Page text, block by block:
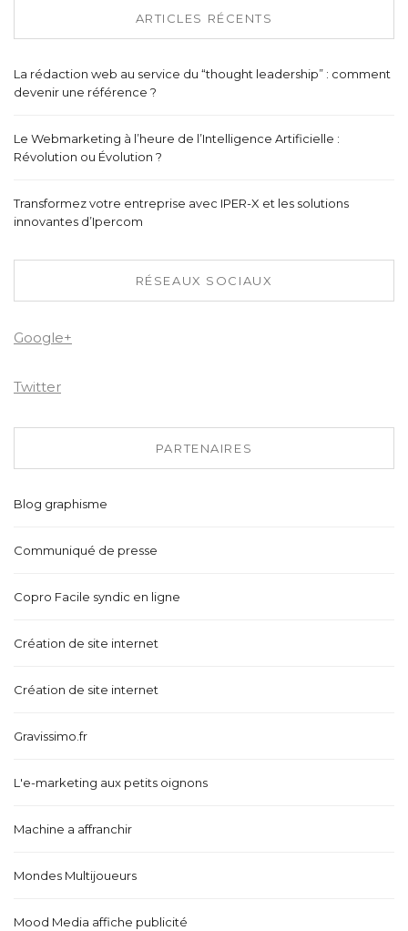
ARTICLES RÉCENTS
La rédaction web au service du “thought leadership” : comment
devenir une référence ?
Le Webmarketing à l’heure de l’Intelligence Artificielle :
Révolution ou Évolution ?
Transformez votre entreprise avec IPER-X et les solutions
innovantes d’Ipercom
RÉSEAUX SOCIAUX
Google+
Twitter
PARTENAIRES
Blog graphisme
Communiqué de presse
Copro Facile syndic en ligne
Création de site internet
Création de site internet
Gravissimo.fr
L'e-marketing aux petits oignons
Machine a affranchir
Mondes Multijoueurs
Mood Media affiche publicité